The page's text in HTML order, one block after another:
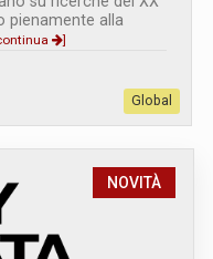
pienamente alla
]
Global
NOVITÀ